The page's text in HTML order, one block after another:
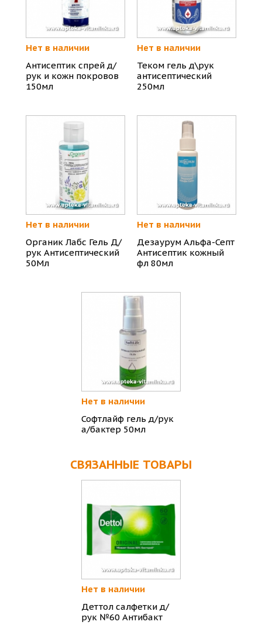
Нет в наличии
Антисептик спрей д/
рук и кожн покровов
150мл
Нет в наличии
Теком гель д\рук
антисептический
250мл
Нет в наличии
Органик Лабс Гель Д/
рук Антисептический
50Мл
Нет в наличии
Дезаурум Альфа-Септ
Антисептик кожный
фл 80мл
Нет в наличии
Софтлайф гель д/рук
а/бактер 50мл
СВЯЗАННЫЕ ТОВАРЫ
Нет в наличии
Деттол салфетки д/
рук №60 Антибакт